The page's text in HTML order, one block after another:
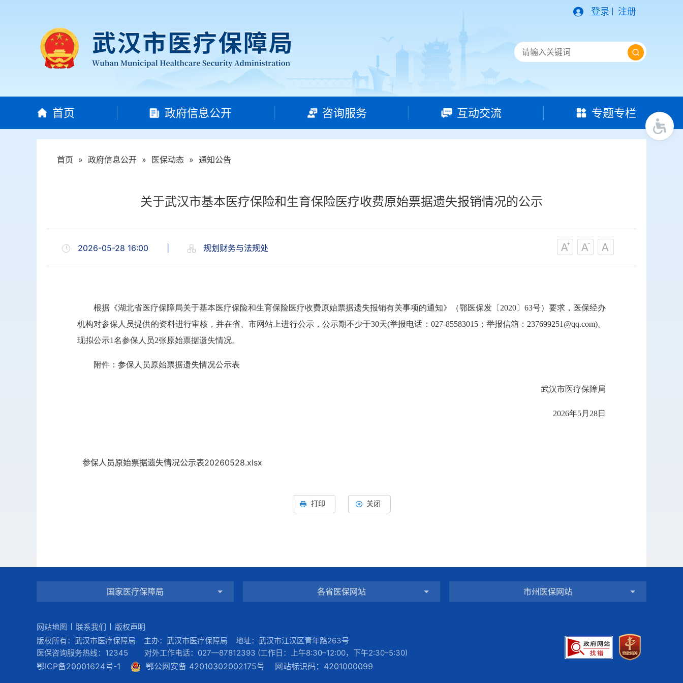
登录 注册
首页 政府信息公开 咨询服务 互动交流 专题专栏
首页 » 政府信息公开 » 医保动态 » 通知公告
关于武汉市基本医疗保险和生育保险医疗收费原始票据遗失报销情况的公示
2026-05-28 16:00 规划财务与法规处
根据《湖北省医疗保障局关于基本医疗保险和生育保险医疗收费原始票据遗失报销有关事项的通知》（鄂医保发〔2020〕63号）要求，医保经办
机构对参保人员提供的资料进行审核，并在省、市网站上进行公示，公示期不少于30天(举报电话：027-85583015；举报信箱：237699251@qq.com)。
现拟公示1名参保人员2张原始票据遗失情况。
附件：参保人员原始票据遗失情况公示表
武汉市医疗保障局
2026年5月28日
参保人员原始票据遗失情况公示表20260528.xlsx
打印 关闭
国家医疗保障局 各省医保网站 市州医保网站
网站地图 联系我们
版权声明
版权所有：武汉市医疗保障局 主办：武汉市医疗保障局 地址：武汉市江汉区青年路263号
医保咨询服务热线：12345 对外工作电话：027—87812393 (工作日：上午8:30–12:00，下午2:30–5:30)
鄂ICP备20001624号-1 鄂公网安备 42010302002175号 网站标识码：4201000099